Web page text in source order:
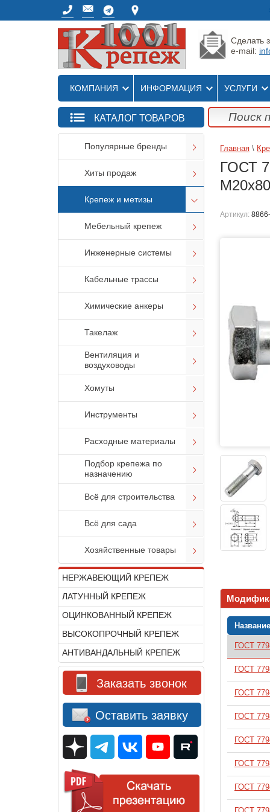
Сделать
e-mail:
КОМПАНИЯ ИНФОРМАЦИЯ УСЛУГИ
КАТАЛОГ ТОВАРОВ
Популярные бренды
Хиты продаж
Крепеж и метизы
Мебельный крепеж
Инженерные системы
Кабельные трассы
Химические анкеры
Такелаж
Вентиляция и
воздуховоды
Хомуты
Инструменты
Расходные материалы
Подбор крепежа по
назначению
Всё для строительства
Всё для сада
Хозяйственные товары
НЕРЖАВЕЮЩИЙ КРЕПЕЖ
ЛАТУННЫЙ КРЕПЕЖ
ОЦИНКОВАННЫЙ КРЕПЕЖ
ВЫСОКОПРОЧНЫЙ КРЕПЕЖ
АНТИВАНДАЛЬНЫЙ КРЕПЕЖ
Заказать звонок
Оставить заявку
Главная \
ГОСТ
Артикул:
Название
ГОСТ
В корзину
ГОСТ
В корзину
ГОСТ
В корзину
ГОСТ
В корзину
ГОСТ
В корзину
ГОСТ
ГОСТ
В корзину